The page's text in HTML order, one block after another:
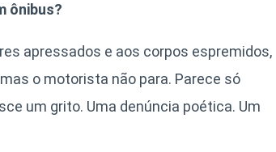
ônibus?
apressados e aos corpos espremidos,
o motorista não para. Parece só
um grito. Uma denúncia poética. Um